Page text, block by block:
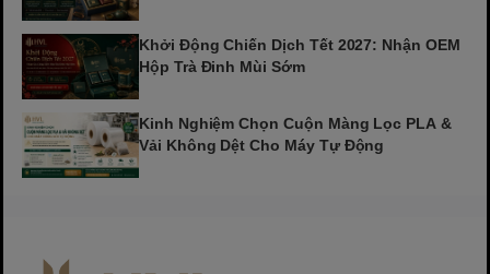
Khởi Động Chiến Dịch Tết 2027: Nhận OEM
Hộp Trà Đinh Mùi Sớm
Kinh Nghiệm Chọn Cuộn Màng Lọc PLA &
Vải Không Dệt Cho Máy Tự Động